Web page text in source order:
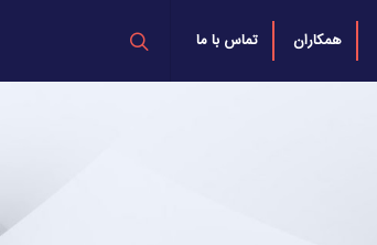
همکاران تماس با ما